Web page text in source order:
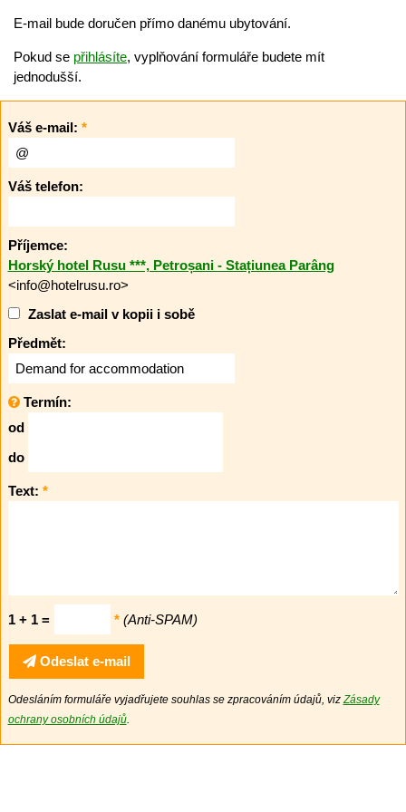
E-mail bude doručen přímo danému ubytování.
Pokud se přihlásíte, vyplňování formuláře budete mít
jednodušší.
Váš e-mail: *
Váš telefon:
Příjemce:
Horský hotel Rusu ***, Petroșani - Stațiunea Parâng
<info@hotelrusu.ro>
Zaslat e-mail v kopii i sobě
Předmět:
Termín:
od
do
Text: *
1 + 1 = * (Anti-SPAM)
Odeslat e-mail
Odesláním formuláře vyjadřujete souhlas se zpracováním údajů, viz Zásady
ochrany osobních údajů.